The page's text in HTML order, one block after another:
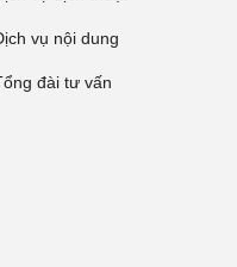
vụ nội dung
đài tư vấn